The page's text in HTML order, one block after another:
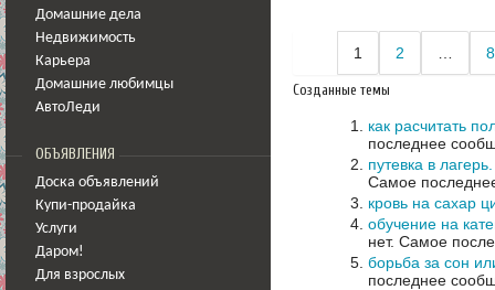
Домашние дела
Недвижимость
Карьера
Домашние любимцы
АвтоЛеди
ОБЪЯВЛЕНИЯ
Доска объявлений
Купи-продайка
Услуги
Даром!
Для взрослых
1 2 8
Созданные темы
как расчитать
последнее
путевка в
Самое
кровь на сахар
обучение на
нет. Самое
борьба за сон
последнее